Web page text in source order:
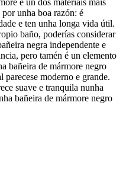
é un dos materiais máis
por unha boa razón: é
e ten unha longa vida útil.
baño, poderías considerar
negra independente e
pero tamén é un elemento
bañeira de mármore negro
moderno e grande.
suave e tranquila nunha
bañeira de mármore negro